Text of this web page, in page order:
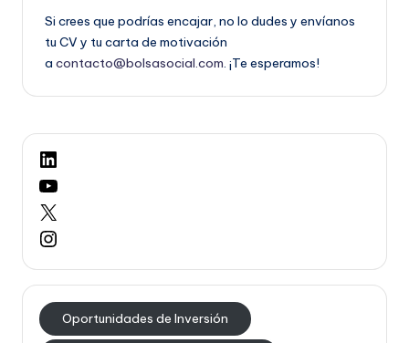
Si crees que podrías encajar, no lo dudes y envíanos
tu CV y tu carta de motivación
a contacto@bolsasocial.com. ¡Te esperamos!
Oportunidades de Inversión